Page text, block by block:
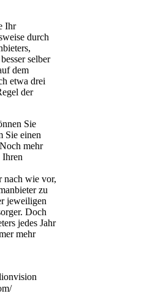
Ihr
durch
selber
dem
etwa drei
der
Sie
Sie einen
mehr
Ihren
nach wie vor,
zu
jeweiligen
Doch
jedes Jahr
mehr